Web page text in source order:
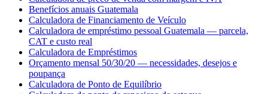
Benefícios anuais Guatemala
Calculadora de Financiamento de Veículo
Calculadora de empréstimo pessoal Guatemala — parcela,
CAT e custo real
Calculadora de Empréstimos
Orçamento mensal 50/30/20 — necessidades, desejos e
poupança
Calculadora de Ponto de Equilíbrio